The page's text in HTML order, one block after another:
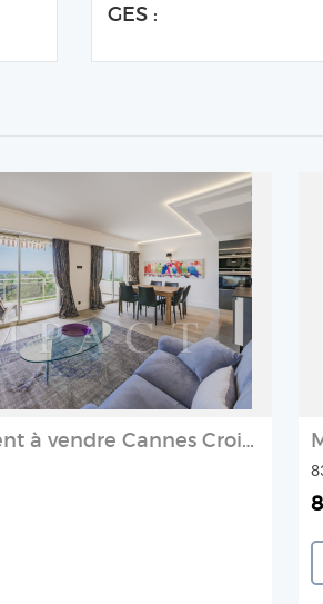
GES :
Agence IMPACT
2
Appartement à vendre Cannes Croix Des Gardes Vue Mer